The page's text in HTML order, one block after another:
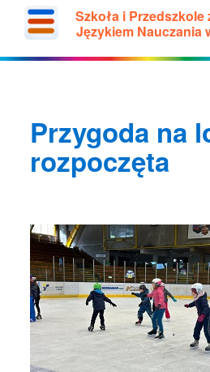
Szkoła i Przedszkole
Językiem Nauczania
Przygoda na
rozpoczęta